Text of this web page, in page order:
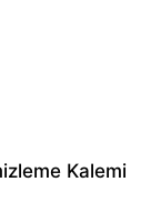
Kalemi